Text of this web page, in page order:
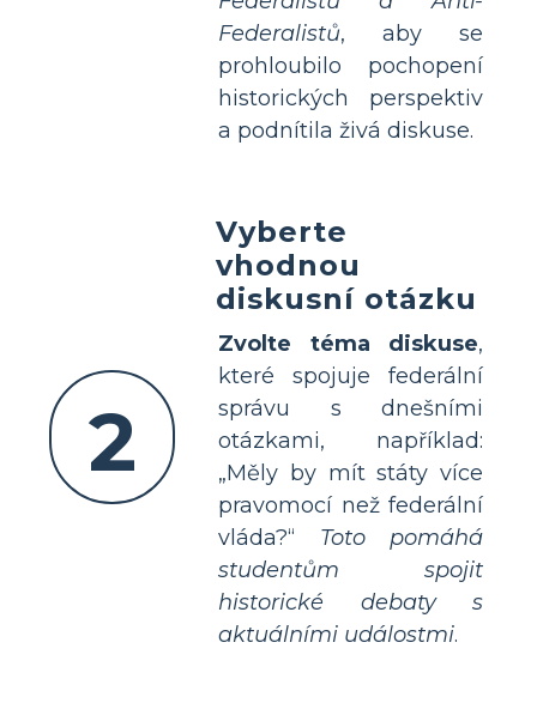
Federalistů, aby se
prohloubilo pochopení
historických perspektiv
a podnítila živá diskuse.
2
Vyberte
vhodnou
diskusní otázku
Zvolte téma diskuse,
které spojuje federální
správu s dnešními
otázkami, například:
„Měly by mít státy více
pravomocí než federální
vláda?“ Toto pomáhá
studentům spojit
historické debaty s
aktuálními událostmi.